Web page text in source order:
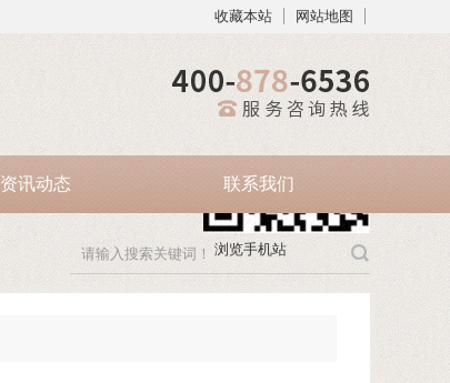
收藏本站
网站地图
浏览手机站
资讯动态 联系我们